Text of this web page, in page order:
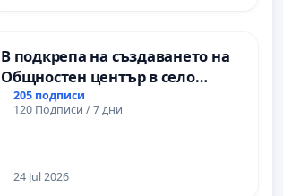
В подкрепа на създаването на
Общностен център в село
Църква
205 подписи
120 Подписи / 7 дни
24 Jul 2026